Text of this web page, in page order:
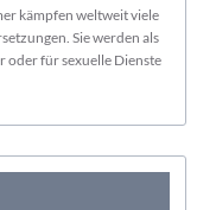
kämpfen weltweit viele
Sie werden als
oder für sexuelle Dienste